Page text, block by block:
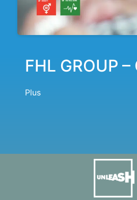
FHL GROUP –
Plus